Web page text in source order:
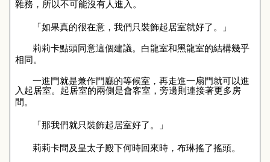
雜務，所以不可能沒有人進入。
「如果真的很在意，我們只裝飾起居室就好了。」
莉莉卡點頭同意這個建議。白龍室和黑龍室的結構幾乎
相同。
一進門就是兼作門廳的等候室，再走進一扇門就可以進
入起居室。起居室的兩側是會客室，旁邊則連接著更多房
間。
「那我們就只裝飾起居室好了。」
莉莉卡問及皇太子殿下何時回來時，布琳搖了搖頭。